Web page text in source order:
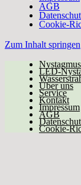
AGB
Cookie-
Zum Inhalt springen
LED-
Über uns
Service
Kontakt
Impressum
AGB
Cookie-